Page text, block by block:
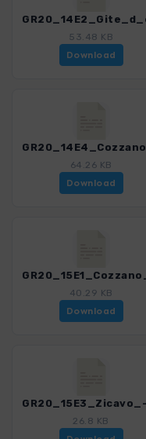
53.48 KB
Download
64.26 KB
Download
40.29 KB
Download
26.8 KB